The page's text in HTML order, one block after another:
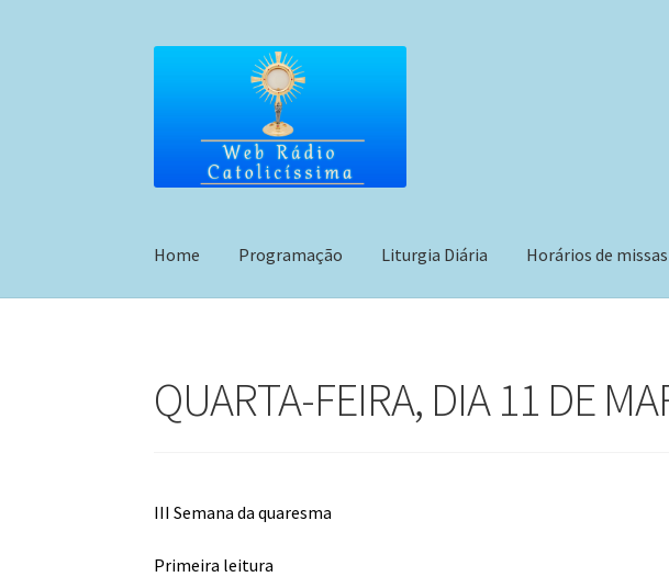
conteúdo
Home Programação Liturgia Diária Horários de missas
QUARTA-FEIRA, DIA 11 DE
III Semana da quaresma
Primeira leitura